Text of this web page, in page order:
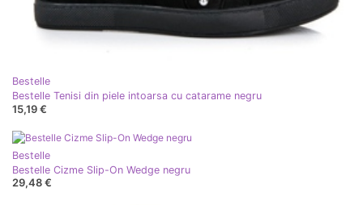
Bestelle
Bestelle Tenisi din piele intoarsa cu catarame negru
15,19 €
Bestelle
Bestelle Cizme Slip-On Wedge negru
29,48 €